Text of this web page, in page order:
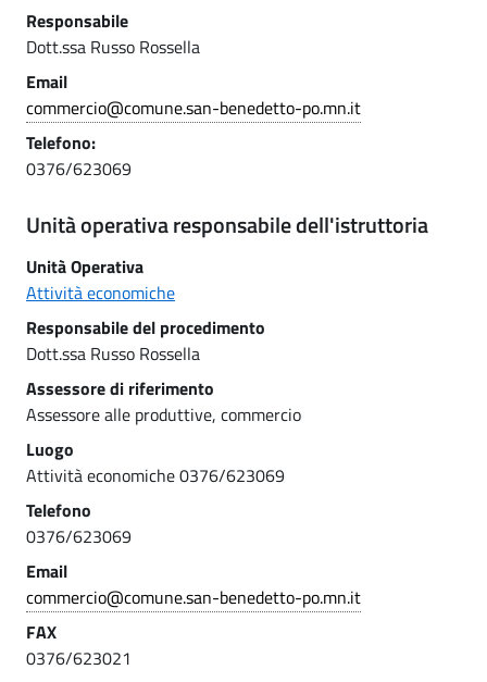
Responsabile
Dott.ssa Russo Rossella
Email
commercio@comune.san-benedetto-po.mn.it
Telefono:
0376/623069
Unità operativa responsabile dell'istruttoria
Unità Operativa
Attività economiche
Responsabile del procedimento
Dott.ssa Russo Rossella
Assessore di riferimento
Assessore alle produttive, commercio
Luogo
Attività economiche 0376/623069
Telefono
0376/623069
Email
commercio@comune.san-benedetto-po.mn.it
FAX
0376/623021